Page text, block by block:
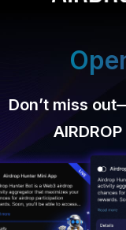
стадыі:
dYdX выпусціў
токенаў. Кошт
Don’t miss